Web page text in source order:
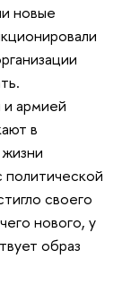
новые
и армией
в
своего
нового, у
образ